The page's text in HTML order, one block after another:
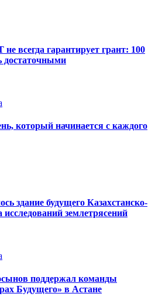
всегда гарантирует грант: 100
достаточными
который начинается с каждого
здание будущего Казахстанско-
исследований землетрясений
поддержал команды
Будущего» в Астане